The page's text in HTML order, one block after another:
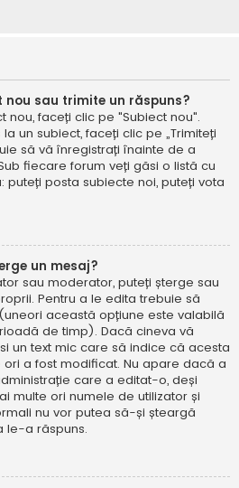
nou sau trimite un răspuns?
nou, faceți clic pe "Subiect nou".
un subiect, faceți clic pe „Trimiteți
să vă înregistrați înainte de a
fiecare forum veți găsi o listă cu
puteți posta subiecte noi, puteți vota
un mesaj?
sau moderator, puteți șterge sau
Pentru a le edita trebuie să
(uneori această opțiune este valabilă
de timp). Dacă cineva vă
un text mic care să indice că acesta
a fost modificat. Nu apare dacă a
care a editat-o, deși
multe ori numele de utilizator și
nu vor putea să-și șteargă
le-a răspuns.